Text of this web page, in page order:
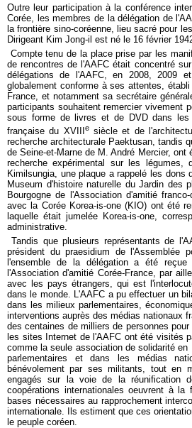
Outre leur participation à la conférence
Corée, les membres de la délégation de
la frontière sino-coréenne, lieu sacré pour
Dirigeant Kim Jong-il est né le 16 février
Compte tenu de la place prise par les
de rencontres de l'AAFC était concentré
délégations de l'AAFC, en 2008, 2009
globalement conforme à ses attentes,
France, et notamment sa secrétaire
participants souhaitent remercier vivement
sous forme de livres et de DVD dans
française du XVIIIesiècle et de
recherche architecturale Paektusan, tandis
de Seine-et-Marne de M. André Mercier,
recherche expérimental sur les
Kimilsungia, une plaque a rappelé les
Museum d'histoire naturelle du Jardin des
Bourgogne de l'Association d'amitié
avec la Corée Korea-is-one (KIO) ont été
laquelle était jumelée Korea-is-one,
administrative.
Tandis que plusieurs représentants de
président du praesidium de l'Assemblée
l'ensemble de la délégation a été
l'Association d'amitié Corée-France, par
avec les pays étrangers, qui est
dans le monde. L'AAFC a pu effectuer un
dans les milieux parlementaires,
interventions auprès des médias nationaux
des centaines de milliers de personnes
les sites Internet de l'AAFC ont été visités
comme la seule association de solidarité
parlementaires et dans les médias
bénévolement par ses militants, tout en
engagés sur la voie de la réunification
coopérations internationales oeuvrent à
bases nécessaires au rapprochement
internationale. Ils estiment que ces
le peuple coréen.